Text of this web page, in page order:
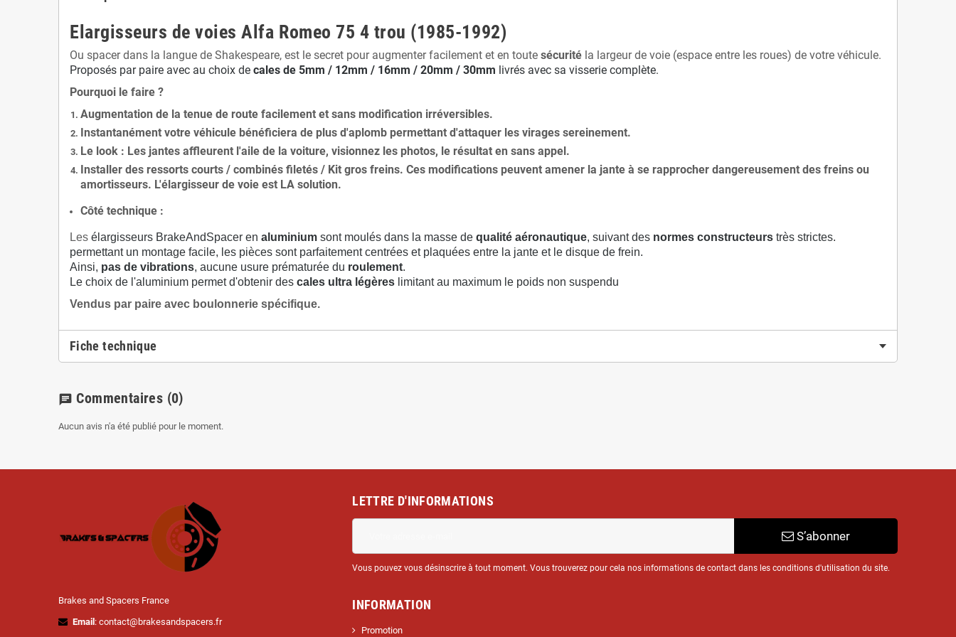
Elargisseurs de voies Alfa Romeo 75 4 trou (1985-1992)
Ou spacer dans la langue de Shakespeare, est le secret pour augmenter facilement et en toute sécurité la largeur de voie (espace entre les roues) de votre véhicule.
Proposés par paire avec au choix de cales de 5mm / 12mm / 16mm / 20mm / 30mm livrés avec sa visserie complète.
Pourquoi le faire ?
Augmentation de la tenue de route facilement et sans modification irréversibles.
Instantanément votre véhicule bénéficiera de plus d'aplomb permettant d'attaquer les virages sereinement.
Le look : Les jantes affleurent l'aile de la voiture, visionnez les photos, le résultat en sans appel.
Installer des ressorts courts / combinés filetés / Kit gros freins. Ces modifications peuvent amener la jante à se rapprocher dangereusement des freins ou
amortisseurs. L'élargisseur de voie est LA solution.
Côté technique :
Les élargisseurs BrakeAndSpacer en aluminium sont moulés dans la masse de qualité aéronautique, suivant des normes constructeurs très strictes.
permettant un montage facile, les pièces sont parfaitement centrées et plaquées entre la jante et le disque de frein.
Ainsi, pas de vibrations, aucune usure prématurée du roulement.
Le choix de l'aluminium permet d'obtenir des cales ultra légères limitant au maximum le poids non suspendu
Vendus par paire avec boulonnerie spécifique.
Fiche technique
chat Commentaires (0)
Aucun avis n'a été publié pour le moment.
Brakes and Spacers France
Email : contact@brakesandspacers.fr
LETTRE D'INFORMATIONS
S’abonner
Vous pouvez vous désinscrire à tout moment. Vous trouverez pour cela nos informations de contact dans les conditions d'utilisation du site.
INFORMATION
Promotion